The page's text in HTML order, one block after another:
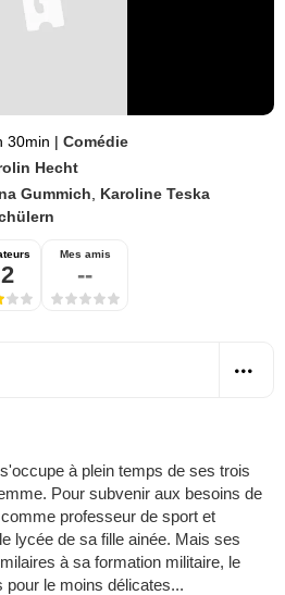
30min | Comédie
Hecht
Gummich
Karoline Teska
Mes amis
--
à plein temps de ses trois
Pour subvenir aux besoins de
professeur de sport et
lycée de sa fille ainée. Mais ses
à sa formation militaire, le
pour le moins délicates...